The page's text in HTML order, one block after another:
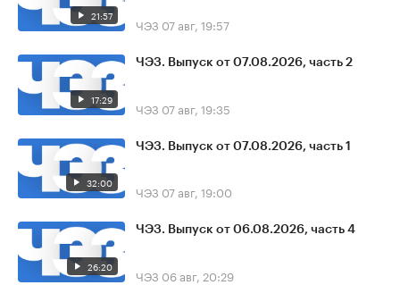
21:57 ЧЭЗ 07 авг, 19:57
17:29
ЧЭЗ. Выпуск от 07.08.2026, часть 2
ЧЭЗ 07 авг, 19:35
32:00
ЧЭЗ. Выпуск от 07.08.2026, часть 1
ЧЭЗ 07 авг, 19:00
26:20
ЧЭЗ. Выпуск от 06.08.2026, часть 4
ЧЭЗ 06 авг, 20:29